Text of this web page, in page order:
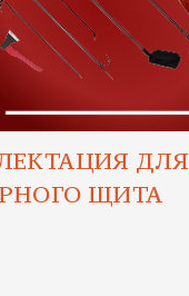
ДЛЯ
ЩИТА